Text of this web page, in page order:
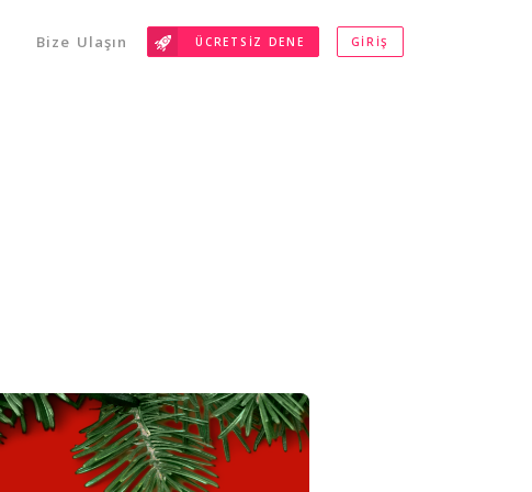
Bize Ulaşın ÜCRETSIZ DENE GIRIŞ